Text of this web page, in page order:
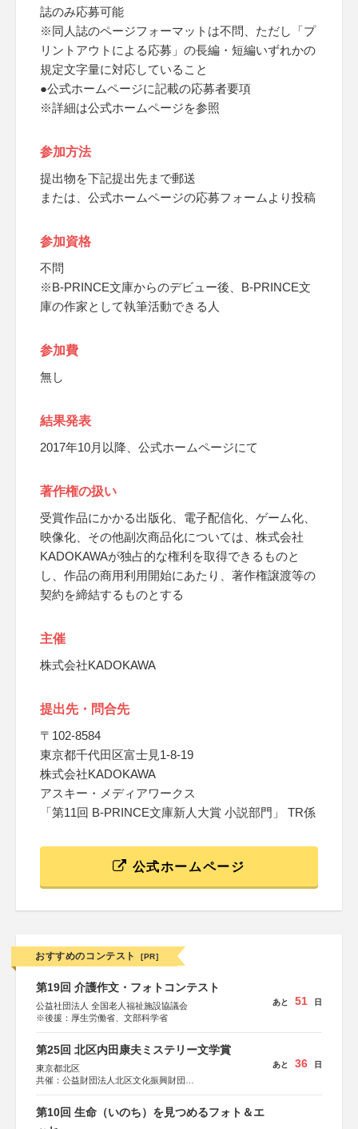
誌のみ応募可能
※同人誌のページフォーマットは不問、ただし「プ
リントアウトによる応募」の長編・短編いずれかの
規定文字量に対応していること
●公式ホームページに記載の応募者要項
※詳細は公式ホームページを参照
参加方法
提出物を下記提出先まで郵送
または、公式ホームページの応募フォームより投稿
参加資格
不問
※B-PRINCE文庫からのデビュー後、B-PRINCE文
庫の作家として執筆活動できる人
参加費
無し
結果発表
2017年10月以降、公式ホームページにて
著作権の扱い
受賞作品にかかる出版化、電子配信化、ゲーム化、
映像化、その他副次商品化については、株式会社
KADOKAWAが独占的な権利を取得できるものと
し、作品の商用利用開始にあたり、著作権譲渡等の
契約を締結するものとする
主催
株式会社KADOKAWA
提出先・問合先
〒102-8584
東京都千代田区富士見1-8-19
株式会社KADOKAWA
アスキー・メディアワークス
「第11回 B-PRINCE文庫新人大賞 小説部門」 TR係
公式ホームページ
おすすめのコンテスト [PR]
第19回 介護作文・フォトコンテスト
公益社団法人 全国老人福祉施設協議会
※後援：厚生労働省、文部科学省
あと 51 日
第25回 北区内田康夫ミステリー文学賞
東京都北区
共催：公益財団法人北区文化振興財団
協賛：株式会社実業之日本社
あと 36 日
第10回 生命（いのち）を見つめるフォト＆エ